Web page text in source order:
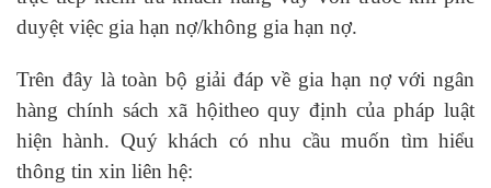
duyệt việc gia hạn nợ/không gia hạn nợ.
Trên đây là toàn bộ giải đáp về gia hạn nợ với ngân
hàng chính sách xã hộitheo quy định của pháp luật
hiện hành. Quý khách có nhu cầu muốn tìm hiểu
thông tin xin liên hệ: